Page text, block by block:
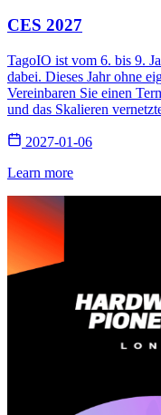
CES 2027
TagoIO ist vom 6. bis 9.
dabei. Dieses Jahr ohne
Vereinbaren Sie einen
und das Skalieren
2027-01-06
Learn more